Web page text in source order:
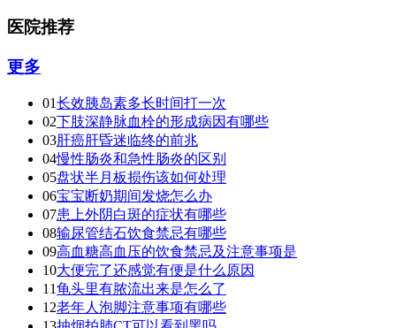
医院推荐
更多
01长效胰岛素多长时间打一次
02下肢深静脉血栓的形成病因有哪些
03肝癌肝昏迷临终的前兆
04慢性肠炎和急性肠炎的区别
05盘状半月板损伤该如何处理
06宝宝断奶期间发烧怎么办
07患上外阴白斑的症状有哪些
08输尿管结石饮食禁忌有哪些
09高血糖高血压的饮食禁忌及注意事项是
10大便完了还感觉有便是什么原因
11龟头里有脓流出来是怎么了
12老年人泡脚注意事项有哪些